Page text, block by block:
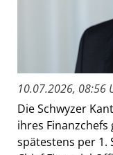
10.07.2026, 08:56
Die Schwyzer
ihres
spätestens per 1.